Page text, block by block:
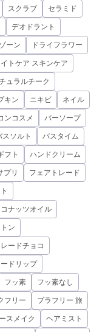
スクラブ セラミド
デオドラント
ーン ドライフラワー
トケア スキンケア
ュラルチーク
キン ニキビ ネイル
ンコスメ バーソープ
スソルト バスタイム
フト ハンドクリーム
プリ フェアトレード
ナッツオイル
ン
ードチョコ
ドリップ
フッ素 フッ素なし
フリー プラフリー 旅
スメイク ヘアミスト